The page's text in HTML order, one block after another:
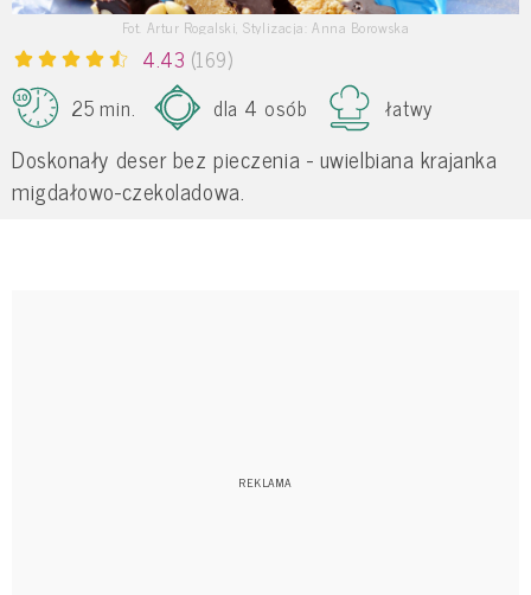
Fot. Artur Rogalski, Stylizacja: Anna Borowska
4.43 (169)
25 min.
dla 4 osób łatwy
Doskonały deser bez pieczenia - uwielbiana krajanka
migdałowo-czekoladowa.